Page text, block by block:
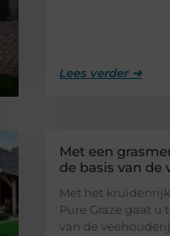
Lees verder ➜
Met een
de basis van de
Met het
Pure Graze gaat u
van de